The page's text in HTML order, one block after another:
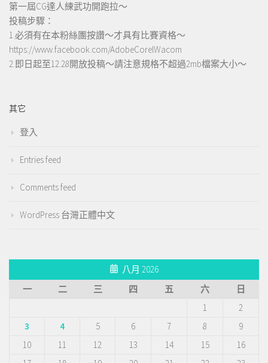
第一屆CG達人練武功開跑拉～
投稿步驟：
1.必須有在本粉絲團按讚～才具有比賽資格～
https://www.facebook.com/AdobeCorelWacom
2.即日起至12.28開放投稿～請注意規格不超過2mb檔案大小～
其它
登入
Entries feed
Comments feed
WordPress 台灣正體中文
八月 2026
一
二 三 四 五 六
日
1
2
3
4 5 6 7 8
9
10
11 12 13 14 15
16